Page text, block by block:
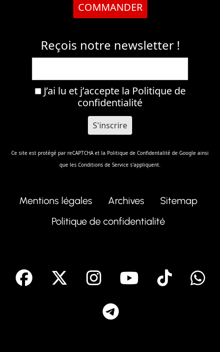
COMMANDER
Reçois notre newsletter !
J’ai lu et j’accepte la Politique de
confidentialité
Ce site est protégé par reCAPTCHA et la Politique de Confidentalité de Google ainsi
que les Conditions de Service s'appliquent.
Mentions légales Archives
Sitemap
Politique de confidentialité
facebook Instagram
Youtube
Tik